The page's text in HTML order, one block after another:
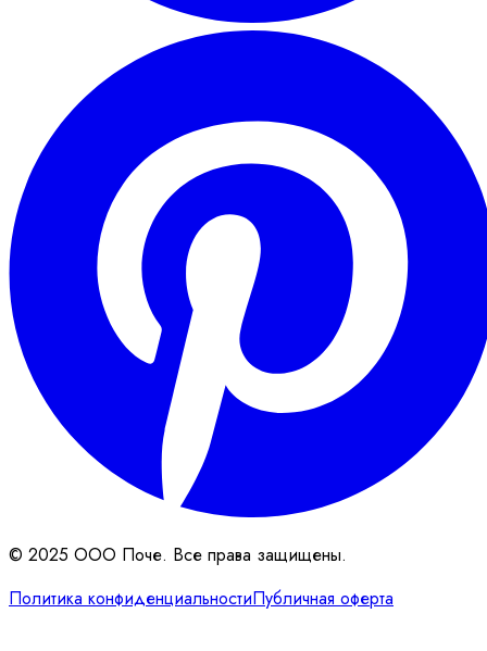
© 2025 ООО Поче. Все права защищены.
Политика конфиденциальностиПубличная оферта